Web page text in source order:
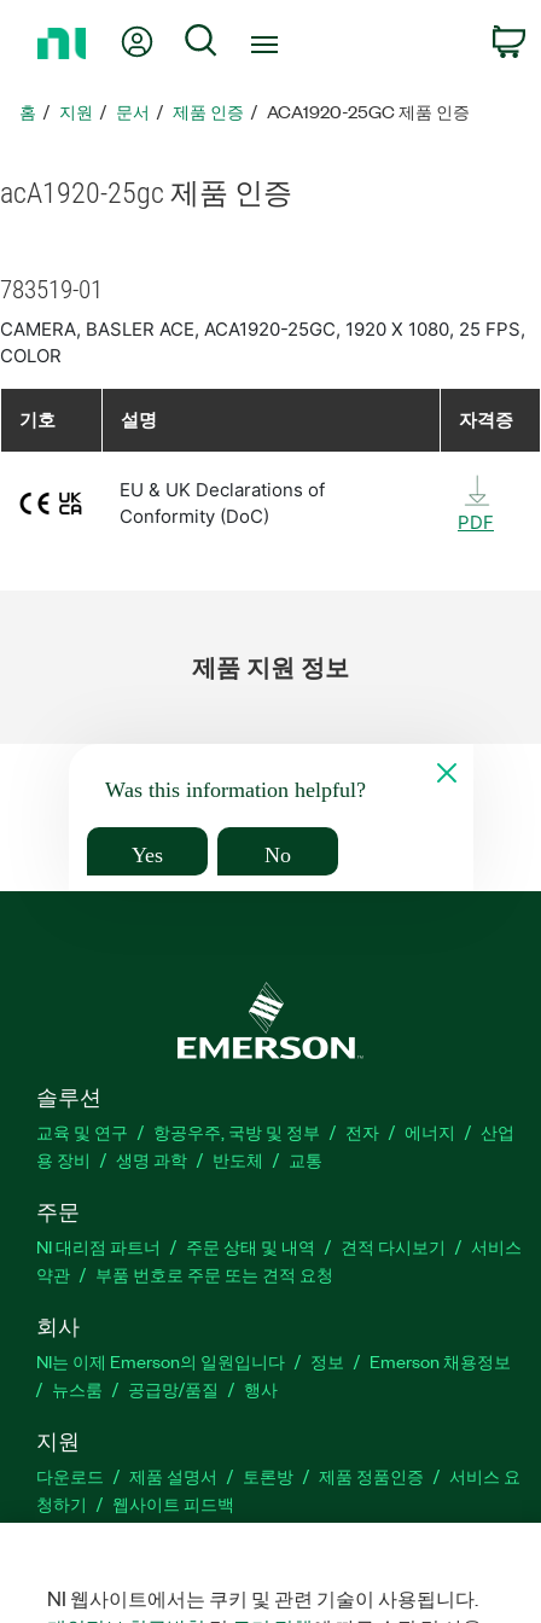
지
아
내 계정 검색
홈 지원 문서 제품 인증 ACA1920-25GC 제품 인증
acA1920-25gc 제품 인증
783519-01
CAMERA, BASLER ACE, ACA1920-25GC, 1920 X 1080, 25 FPS,
COLOR
기호 설명 자격증
EU & UK Declarations of
Conformity (DoC)
PDF
제품 지원 정보
Was this information helpful?
Yes No
솔루션
교육 및 연구 항공우주, 국방 및 정부 전자 에너지
산업
용 장비
생명 과학 반도체 교통
주문
NI 대리점 파트너 주문 상태 및 내역 견적 다시보기
서비스
약관
부품 번호로 주문 또는 견적 요청
회사
NI는 이제 Emerson의 일원입니다 정보
Emerson 채용정보
뉴스룸
공급망/품질 행사
지원
다운로드 제품 설명서 토론방 제품 정품인증
서비스 요
청하기
웹사이트 피드백
NI 웹사이트에서는 쿠키 및 관련 기술이 사용됩니다.